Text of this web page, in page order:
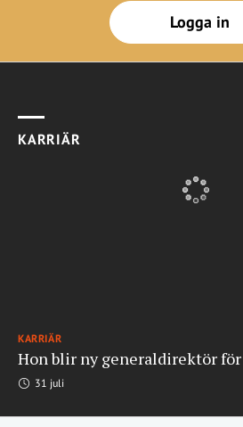
Logga in
KARRIÄR
KARRIÄR
Hon blir ny generaldirektör
31 juli